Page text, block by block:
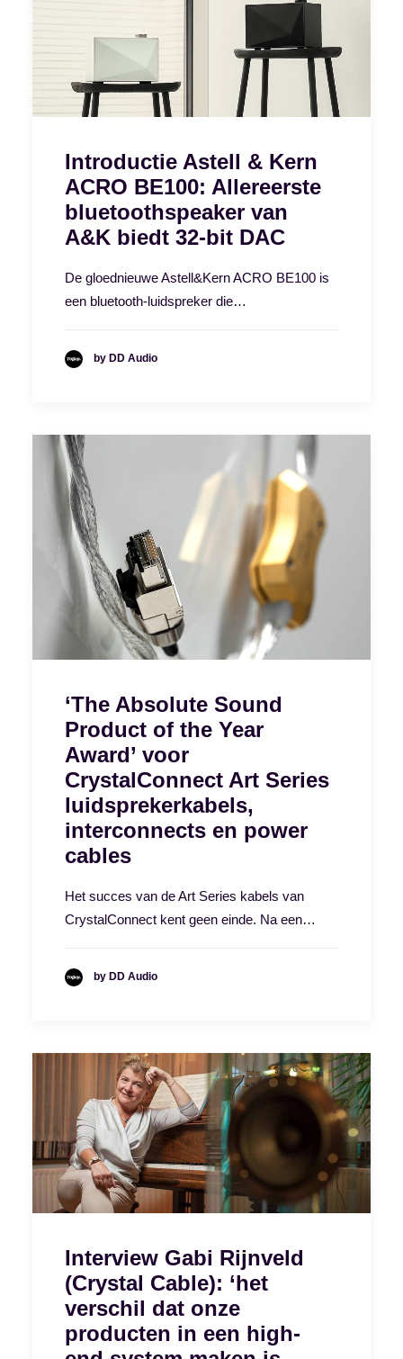
Introductie Astell & Kern
ACRO BE100: Allereerste
bluetoothspeaker van
A&K biedt 32-bit DAC
De gloednieuwe Astell&Kern ACRO BE100 is
een bluetooth-luidspreker die…
by DD Audio
‘The Absolute Sound
Product of the Year
Award’ voor
CrystalConnect Art Series
luidsprekerkabels,
interconnects en power
cables
Het succes van de Art Series kabels van
CrystalConnect kent geen einde. Na een…
by DD Audio
Interview Gabi Rijnveld
(Crystal Cable): ‘het
verschil dat onze
producten in een high-